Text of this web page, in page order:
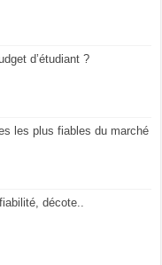
d’étudiant ?
les plus fiables du marché
décote..